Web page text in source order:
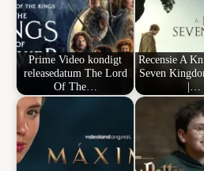
Prime Video kondigt
releasedatum The Lord
Of The…
Recensie A
Seven
|…